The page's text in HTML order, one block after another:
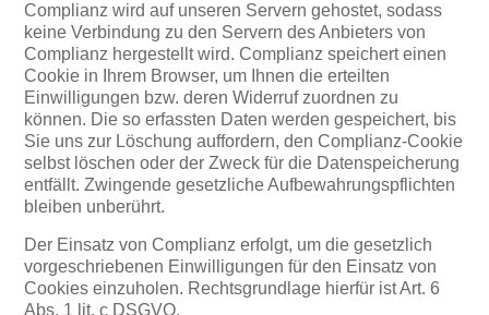
Complianz wird auf unseren Servern gehostet, sodass
keine Verbindung zu den Servern des Anbieters von
Complianz hergestellt wird. Complianz speichert einen
Cookie in Ihrem Browser, um Ihnen die erteilten
Einwilligungen bzw. deren Widerruf zuordnen zu
können. Die so erfassten Daten werden gespeichert, bis
Sie uns zur Löschung auffordern, den Complianz-Cookie
selbst löschen oder der Zweck für die Datenspeicherung
entfällt. Zwingende gesetzliche Aufbewahrungspflichten
bleiben unberührt.
Der Einsatz von Complianz erfolgt, um die gesetzlich
vorgeschriebenen Einwilligungen für den Einsatz von
Cookies einzuholen. Rechtsgrundlage hierfür ist Art. 6
Abs. 1 lit. c DSGVO.